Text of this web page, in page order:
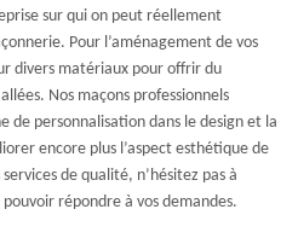
sur qui on peut réellement
Pour l’aménagement de vos
divers matériaux pour offrir du
Nos maçons professionnels
de personnalisation dans le design et la
encore plus l’aspect esthétique de
de qualité, n’hésitez pas à
répondre à vos demandes.